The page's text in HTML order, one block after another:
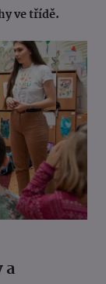
ve třídě.
a